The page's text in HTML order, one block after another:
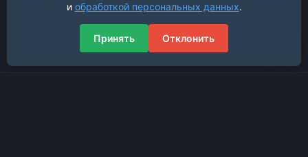
и обработкой персональных данных.
Принять Отклонить